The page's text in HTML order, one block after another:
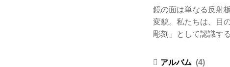
鏡の面は単なる反射
変貌。私たちは、目
彫刻」として認識す
4